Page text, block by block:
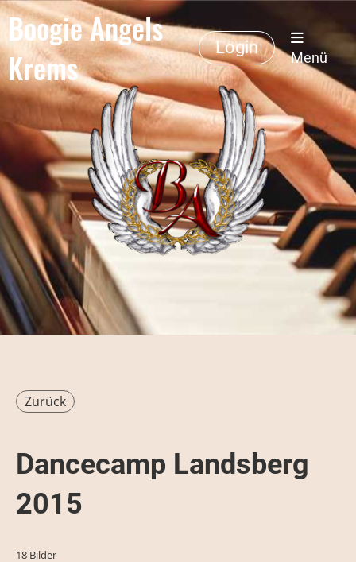
Boogie Angels
Krems
Login
Menü
Zurück
Dancecamp Landsberg
2015
18 Bilder